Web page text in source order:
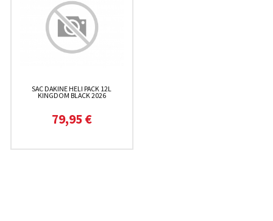
SAC DAKINE HELI PACK 12L
KINGDOM BLACK 2026
79,95 €